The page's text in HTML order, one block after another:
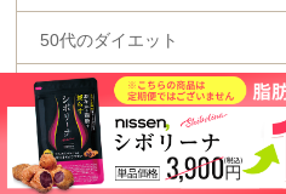
50代のダイエット
60代
BMI